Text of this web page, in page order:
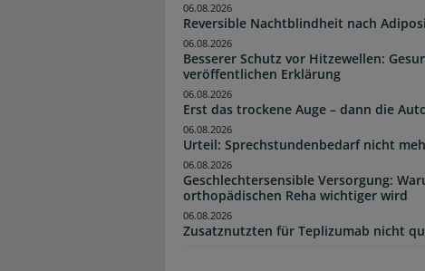
Reversible Nachtblindheit nach
06.08.2026
Besserer Schutz vor Hitzewellen:
veröffentlichen Erklärung
06.08.2026
Erst das trockene Auge – dann die
06.08.2026
Urteil: Sprechstundenbedarf nicht
06.08.2026
Geschlechtersensible Versorgung:
orthopädischen Reha wichtiger wird
06.08.2026
Zusatznutzten für Teplizumab nicht
06.08.2026